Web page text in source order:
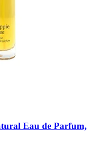
Eau de Parfum,